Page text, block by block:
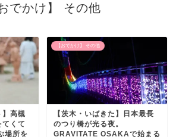
おでかけ】 その他
】高槻
くて
場所を
【おでかけ】 その他
【茨木・いばきた】日本最長
のつり橋が光る夜。
GRAVITATE OSAKAで始まる